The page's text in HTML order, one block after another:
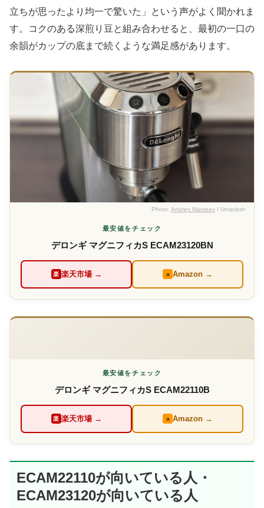
立ちが思ったより均一で驚いた」という声がよく聞かれま
す。コクのある深煎り豆と組み合わせると、最初の一口の
余韻がカップの底まで続くような満足感があります。
Photo: Andrey Matveev / Unsplash
最安値をチェック
デロンギ マグニフィカS ECAM23120BN
楽 楽天市場 → a Amazon →
最安値をチェック
デロンギ マグニフィカS ECAM22110B
楽 楽天市場 → a Amazon →
ECAM22110が向いている人・
ECAM23120が向いている人